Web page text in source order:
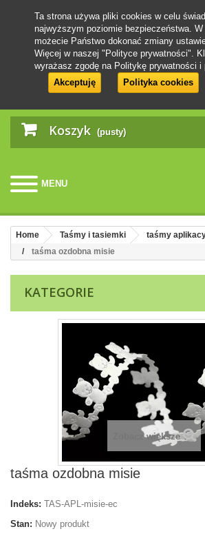
Koszyk (pusty)
MENU
Ta strona używa pliki cookies w celu
najwyższym poziomie bezpieczeństwa.
możecie Państwo dokonać zmiany
Więcej w naszej "Polityce prywatności".
wyrażasz zgodę na Politykę prywatności i
Akceptuję
Polityka cookies
Home Taśmy i tasiemki
taśmy
taśma ozdobna misie
KATEGORIE
Zobacz większe
taśma ozdobna misie
Indeks: TAS-APL-misie-ec
Stan: Nowy produkt